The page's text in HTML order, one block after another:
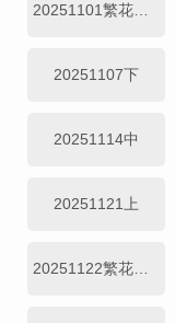
20251107下
20251114中
20251121上